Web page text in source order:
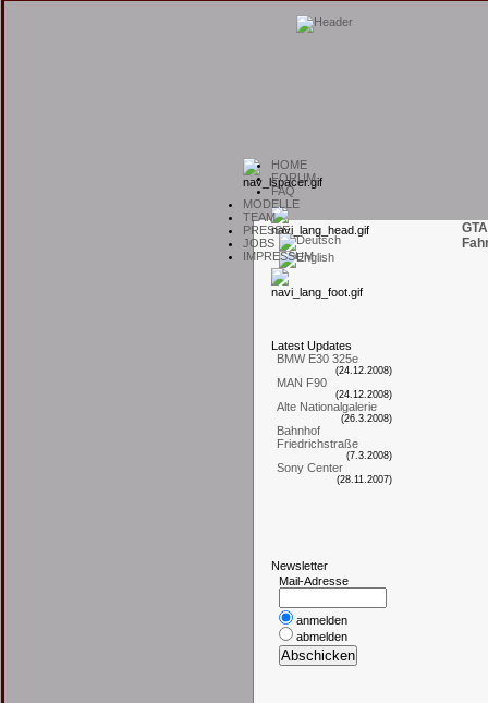
HOME
FORUM
FAQ
MODELLE
TEAM
PRESSE
JOBS
IMPRESSUM
L atest Updates
BMW E30 325e
(24.12.2008)
MAN F90
(24.12.2008)
Alte Nationalgalerie
(26.3.2008)
Bahnhof
Friedrichstraße
(7.3.2008)
Sony Center
(28.11.2007)
Newsletter
Mail-Adresse
anmelden
abmelden